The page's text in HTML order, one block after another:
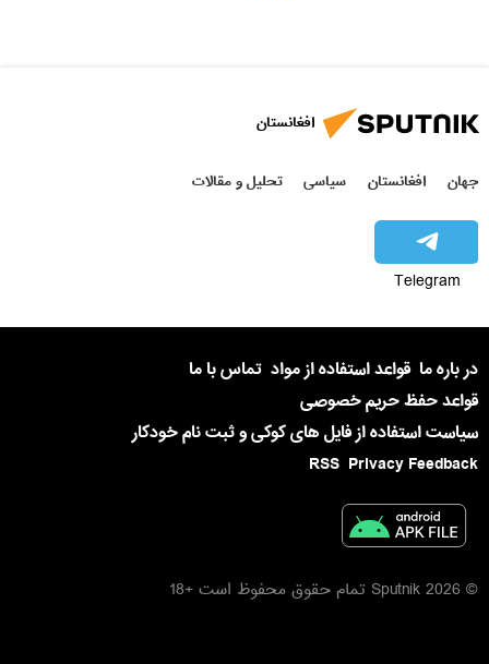
افغانستان
جهان افغانستان سیاسی تحلیل و مقالات
Telegram
در باره ما قواعد استفاده از مواد تماس با ما
قواعد حفظ حریم خصوصی
سیاست استفاده از فایل های کوکی و ثبت نام خودکار
Privacy Feedback
RSS
© 2026 Sputnik تمام حقوق محفوظ است +18